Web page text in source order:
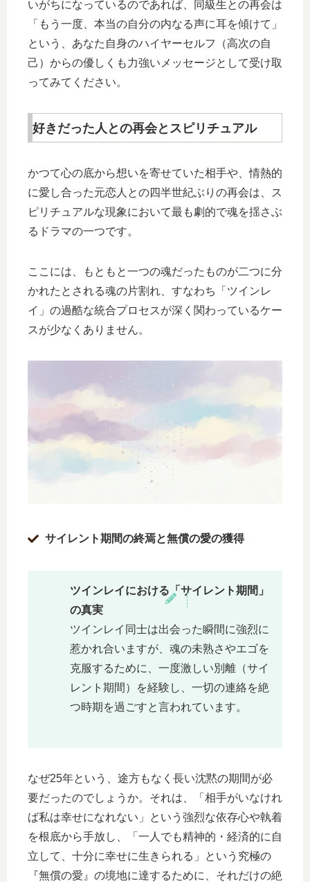
いがちになっているのであれば、同級生との再会は
「もう一度、本当の自分の内なる声に耳を傾けて」
という、あなた自身のハイヤーセルフ（高次の自
己）からの優しくも力強いメッセージとして受け取
ってみてください。
好きだった人との再会とスピリチュアル
かつて心の底から想いを寄せていた相手や、情熱的
に愛し合った元恋人との四半世紀ぶりの再会は、ス
ピリチュアルな現象において最も劇的で魂を揺さぶ
るドラマの一つです。
ここには、もともと一つの魂だったものが二つに分
かれたとされる魂の片割れ、すなわち「ツインレ
イ」の過酷な統合プロセスが深く関わっているケー
スが少なくありません。
サイレント期間の終焉と無償の愛の獲得
ツインレイにおける「サイレント期間」
の真実
ツインレイ同士は出会った瞬間に強烈に
惹かれ合いますが、魂の未熟さやエゴを
克服するために、一度激しい別離（サイ
レント期間）を経験し、一切の連絡を絶
つ時期を過ごすと言われています。
なぜ25年という、途方もなく長い沈黙の期間が必
要だったのでしょうか。それは、「相手がいなけれ
ば私は幸せになれない」という強烈な依存心や執着
を根底から手放し、「一人でも精神的・経済的に自
立して、十分に幸せに生きられる」という究極の
『無償の愛』の境地に達するために、それだけの絶